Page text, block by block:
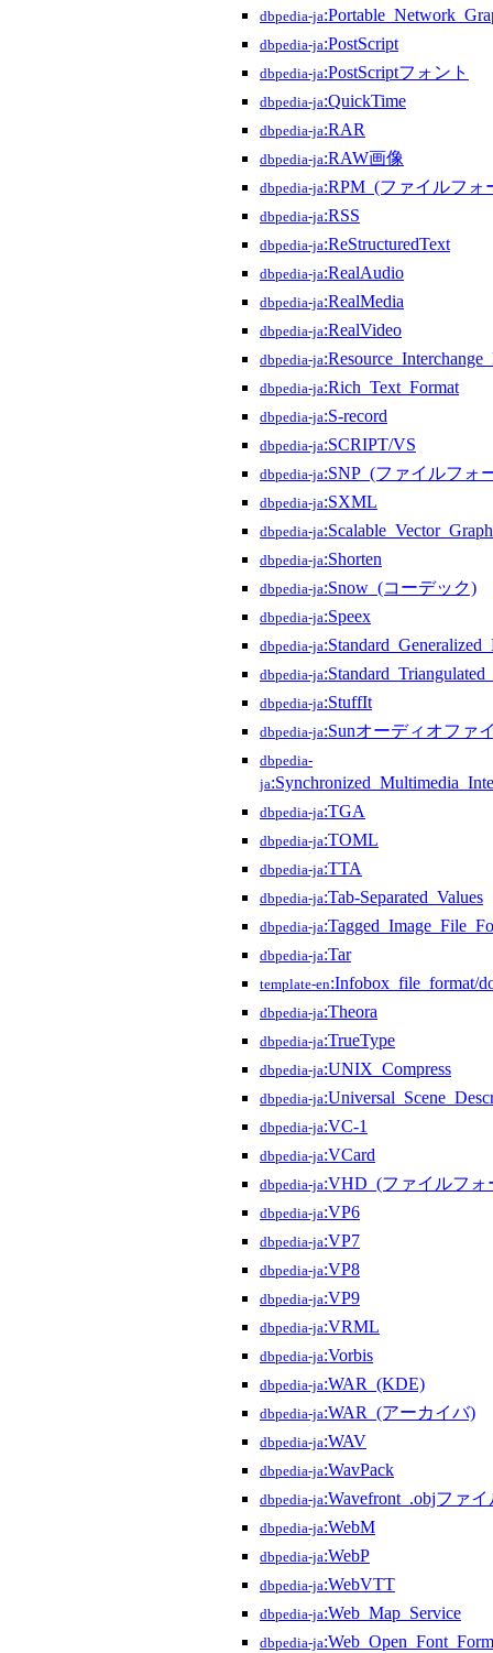
dbpedia-ja
dbpedia-ja:PostScript
dbpedia-ja:PostScriptフォント
dbpedia-ja:QuickTime
dbpedia-ja:RAR
dbpedia-ja:RAW画像
dbpedia-ja:RPM_(ファイルフォ
dbpedia-ja:RSS
dbpedia-ja:ReStructuredText
dbpedia-ja:RealAudio
dbpedia-ja:RealMedia
dbpedia-ja:RealVideo
dbpedia-ja
dbpedia-ja:Rich_Text_Format
dbpedia-ja:S-record
dbpedia-ja:SCRIPT/VS
dbpedia-ja:SNP_(ファイルフォ
dbpedia-ja:SXML
dbpedia-ja
dbpedia-ja:Shorten
dbpedia-ja:Snow_(コーデック)
dbpedia-ja:Speex
dbpedia-ja
dbpedia-ja
dbpedia-ja:StuffIt
dbpedia-ja:Sunオーディオファ
dbpedia-
ja
dbpedia-ja:TGA
dbpedia-ja:TOML
dbpedia-ja:TTA
dbpedia-ja:Tab-Separated_Values
dbpedia-ja
dbpedia-ja:Tar
template-en:Infobox_file_format/
dbpedia-ja:Theora
dbpedia-ja:TrueType
dbpedia-ja:UNIX_Compress
dbpedia-ja
dbpedia-ja:VC-1
dbpedia-ja:VCard
dbpedia-ja:VHD_(ファイルフォ
dbpedia-ja:VP6
dbpedia-ja:VP7
dbpedia-ja:VP8
dbpedia-ja:VP9
dbpedia-ja:VRML
dbpedia-ja:Vorbis
dbpedia-ja:WAR_(KDE)
dbpedia-ja:WAR_(アーカイバ)
dbpedia-ja:WAV
dbpedia-ja:WavPack
dbpedia-ja:Wavefront_.objファイ
dbpedia-ja:WebM
dbpedia-ja:WebP
dbpedia-ja:WebVTT
dbpedia-ja:Web_Map_Service
dbpedia-ja